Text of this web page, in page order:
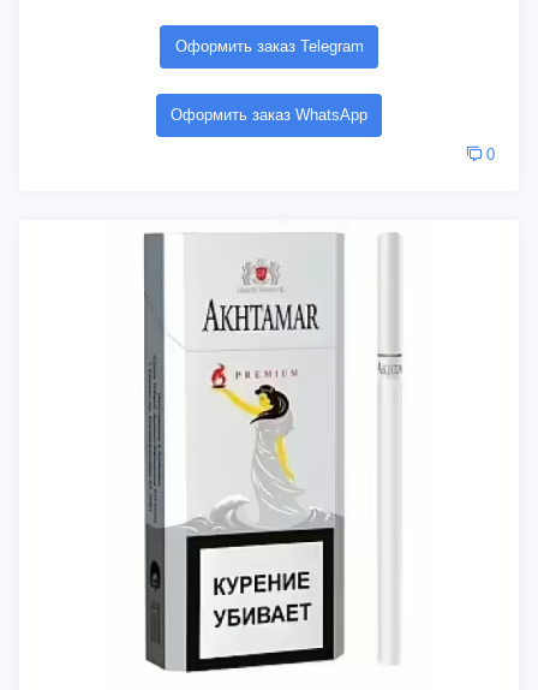
Оформить заказ Telegram
Оформить заказ WhatsApp
0